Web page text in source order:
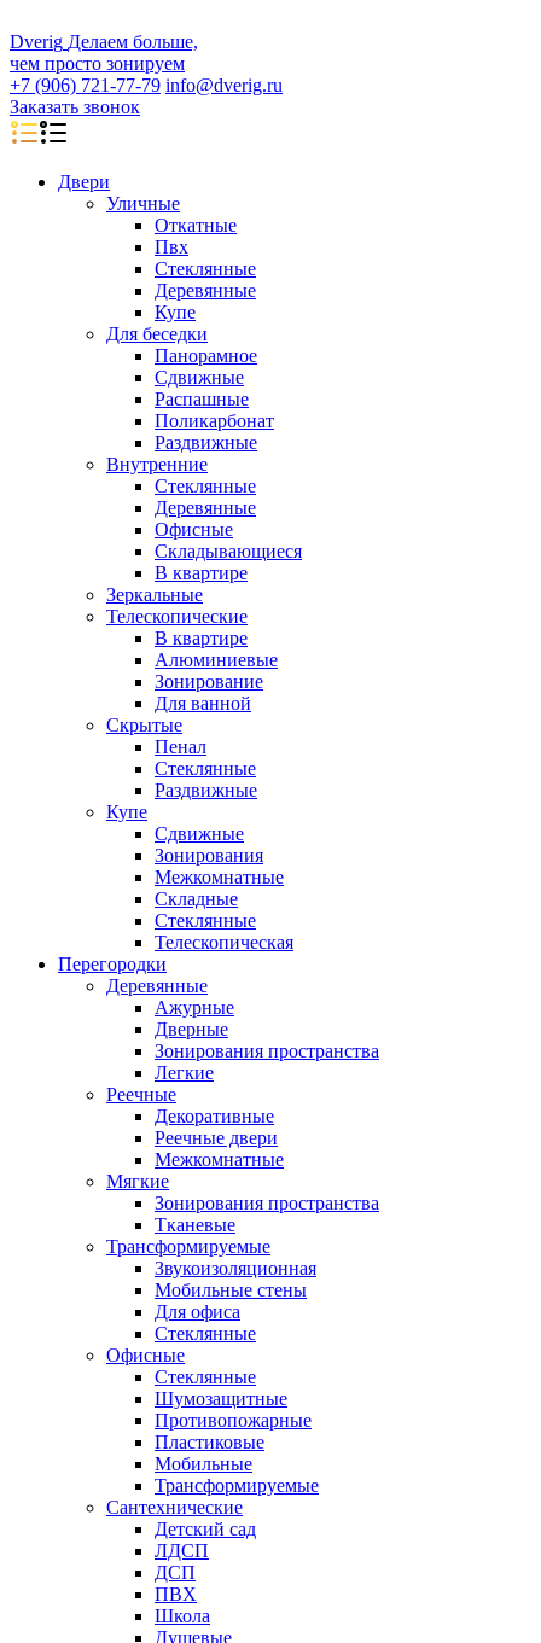
Dverig Делаем больше,
чем просто зонируем
+7 (906) 721-77-79 info@dverig.ru
Заказать звонок
Двери
Уличные
Откатные
Пвх
Стеклянные
Деревянные
Купе
Для беседки
Панорамное
Сдвижные
Распашные
Поликарбонат
Раздвижные
Внутренние
Стеклянные
Деревянные
Офисные
Складывающиеся
В квартире
Зеркальные
Телескопические
В квартире
Алюминиевые
Зонирование
Для ванной
Скрытые
Пенал
Стеклянные
Раздвижные
Купе
Сдвижные
Зонирования
Межкомнатные
Складные
Стеклянные
Телескопическая
Перегородки
Деревянные
Ажурные
Дверные
Зонирования пространства
Легкие
Реечные
Декоративные
Реечные двери
Межкомнатные
Мягкие
Зонирования пространства
Тканевые
Трансформируемые
Звукоизоляционная
Мобильные стены
Для офиса
Стеклянные
Офисные
Стеклянные
Шумозащитные
Противопожарные
Пластиковые
Мобильные
Трансформируемые
Сантехнические
Детский сад
ЛДСП
ДСП
ПВХ
Школа
Душевые